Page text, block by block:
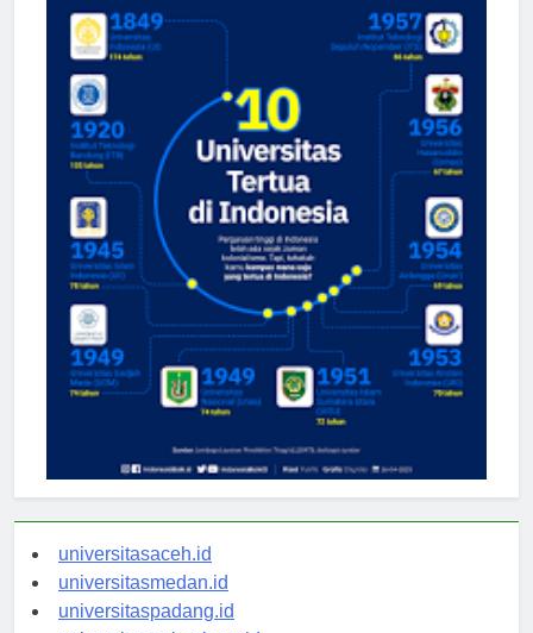
universitasaceh.id
universitasmedan.id